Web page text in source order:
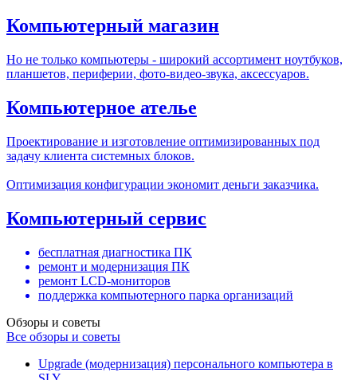
Компьютерный магазин
Но не только компьютеры - широкий ассортимент ноутбуков,
планшетов, периферии, фото-видео-звука, аксессуаров.
Компьютерное ателье
Проектирование и изготовление оптимизированных под
задачу клиента системных блоков.
Оптимизация конфигурации экономит деньги заказчика.
Компьютерный сервис
бесплатная диагностика ПК
ремонт и модернизация ПК
ремонт LCD-мониторов
поддержка компьютерного парка организаций
Обзоры и советы
Все обзоры и советы
Upgrade (модернизация) персонального компьютера в